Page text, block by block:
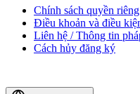
Chính sách quyền
Điều khoản và điều
Liên hệ / Thông tin
Cách hủy đăng ký